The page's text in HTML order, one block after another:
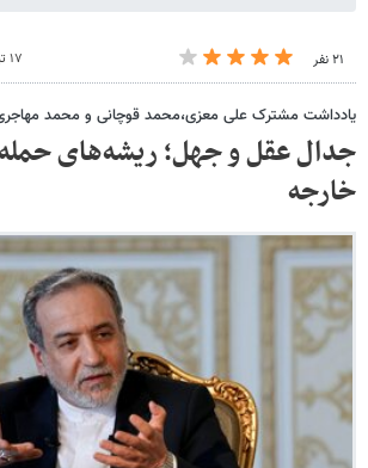
۲۱ نفر ۱۷ تیر ۱۴۰۵ - ۱۶:۰۷
یادداشت مشترک علی معزی،محمد قوچانی و محمد
جدال عقل و جهل؛ ریشه‌های حمله
خارجه